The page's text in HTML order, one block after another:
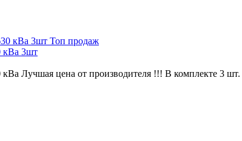
Топ продаж
кВа 3шт
Лучшая цена от производителя !!! В комплекте 3 шт.